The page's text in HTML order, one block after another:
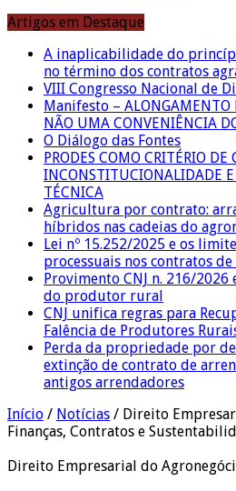
Artigos em Destaque
A inaplicabilidade do
no término dos contratos
VIII Congresso Nacional de
Manifesto – ALONGAMENTO
NÃO UMA CONVENIÊNCIA
O Diálogo das Fontes
PRODES COMO CRITÉRIO DE
INCONSTITUCIONALIDADE
TÉCNICA
Agricultura por contrato:
híbridos nas cadeias do
Lei nº 15.252/2025 e os
processuais nos contratos
Provimento CNJ n. 216/
do produtor rural
CNJ unifica regras para
Falência de Produtores
Perda da propriedade por
extinção de contrato de
antigos arrendadores
Início / Notícias / Direito
Finanças, Contratos e
Direito Empresarial do